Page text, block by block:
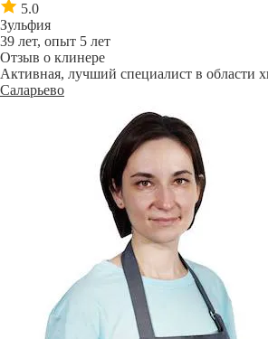
5.0
Зульфия
39 лет, опыт 5 лет
Отзыв о клинере
Активная, лучший специалист в области
Саларьево